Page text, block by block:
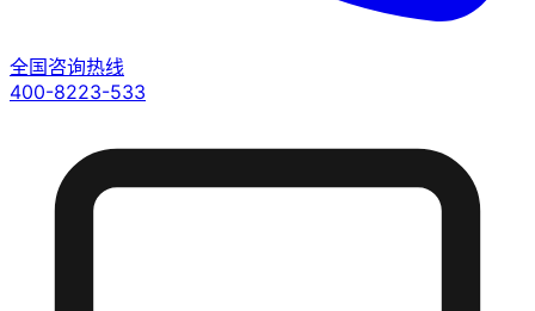
全国咨询热线
400-8223-533